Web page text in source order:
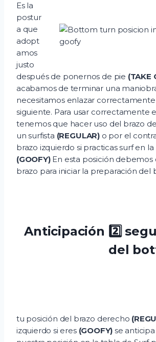
Es la
postur
a que
adopt
amos
justo
después de ponernos de pie (TAKE
acabamos de terminar una
necesitamos enlazar
siguiente. Para usar correctamente
tenemos que hacer uso del brazo
un surfista (REGULAR)o por el
brazo izquierdo si practicas surf en
(GOOFY)En esta posición debemos
brazo para iniciar la preparación del
Anticipación 2️⃣
del
tu posición del brazo derecho
izquierdo si eres (GOOFY) se